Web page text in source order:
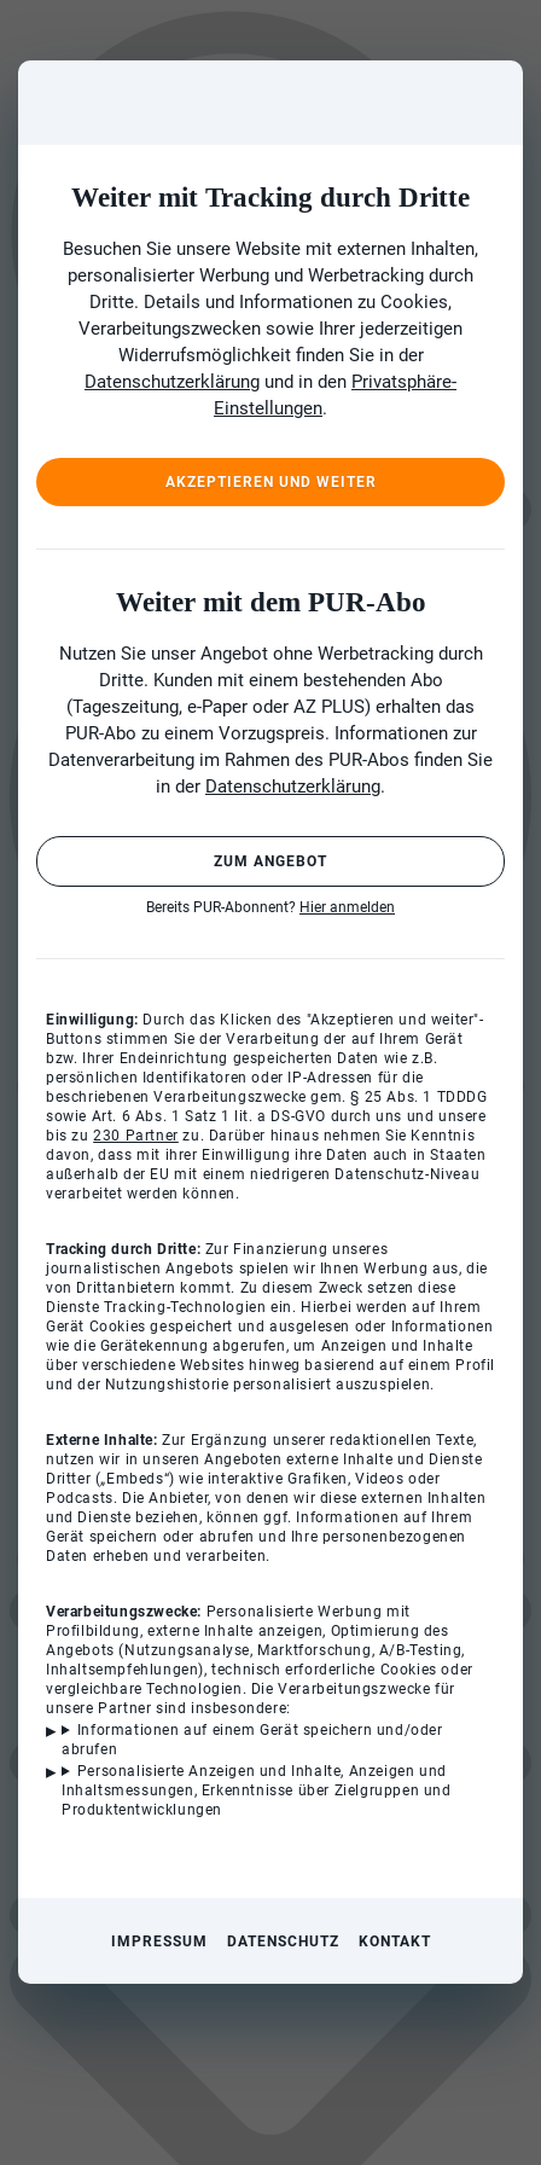
Weiter mit Tracking durch Dritte
Besuchen Sie unsere Website mit externen Inhalten,
personalisierter Werbung und Werbetracking durch
Dritte. Details und Informationen zu Cookies,
Verarbeitungszwecken sowie Ihrer jederzeitigen
Widerrufsmöglichkeit finden Sie in der
Datenschutzerklärung und in den Privatsphäre-
Einstellungen.
AKZEPTIEREN UND WEITER
Weiter mit dem PUR-Abo
Nutzen Sie unser Angebot ohne Werbetracking durch
Dritte. Kunden mit einem bestehenden Abo
(Tageszeitung, e-Paper oder AZ PLUS) erhalten das
PUR-Abo zu einem Vorzugspreis. Informationen zur
Datenverarbeitung im Rahmen des PUR-Abos finden Sie
in der Datenschutzerklärung.
ZUM ANGEBOT
Bereits PUR-Abonnent? Hier anmelden
Einwilligung: Durch das Klicken des "Akzeptieren und weiter"-
Buttons stimmen Sie der Verarbeitung der auf Ihrem Gerät
bzw. Ihrer Endeinrichtung gespeicherten Daten wie z.B.
persönlichen Identifikatoren oder IP-Adressen für die
beschriebenen Verarbeitungszwecke gem. § 25 Abs. 1 TDDDG
sowie Art. 6 Abs. 1 Satz 1 lit. a DS-GVO durch uns und unsere
bis zu230 Partner zu. Darüber hinaus nehmen Sie Kenntnis
davon, dass mit ihrer Einwilligung ihre Daten auch in Staaten
außerhalb der EU mit einem niedrigeren Datenschutz-Niveau
verarbeitet werden können.
Tracking durch Dritte: Zur Finanzierung unseres
journalistischen Angebots spielen wir Ihnen Werbung aus, die
von Drittanbietern kommt. Zu diesem Zweck setzen diese
Dienste Tracking-Technologien ein. Hierbei werden auf Ihrem
Gerät Cookies gespeichert und ausgelesen oder Informationen
wie die Gerätekennung abgerufen, um Anzeigen und Inhalte
über verschiedene Websites hinweg basierend auf einem Profil
und der Nutzungshistorie personalisiert auszuspielen.
Externe Inhalte:Zur Ergänzung unserer redaktionellen Texte,
nutzen wir in unseren Angeboten externe Inhalte und Dienste
Dritter („Embeds“) wie interaktive Grafiken, Videos oder
Podcasts. Die Anbieter, von denen wir diese externen Inhalten
und Dienste beziehen, können ggf. Informationen auf Ihrem
Gerät speichern oder abrufen und Ihre personenbezogenen
Daten erheben und verarbeiten.
Verarbeitungszwecke: Personalisierte Werbung mit
Profilbildung, externe Inhalte anzeigen, Optimierung des
Angebots (Nutzungsanalyse, Marktforschung, A/B-Testing,
Inhaltsempfehlungen), technisch erforderliche Cookies oder
vergleichbare Technologien. Die Verarbeitungszwecke für
unsere Partner sind insbesondere:
Informationen auf einem Gerät speichern und/oder
abrufen
Personalisierte Anzeigen und Inhalte, Anzeigen und
Inhaltsmessungen, Erkenntnisse über Zielgruppen und
Produktentwicklungen
IMPRESSUM DATENSCHUTZ KONTAKT